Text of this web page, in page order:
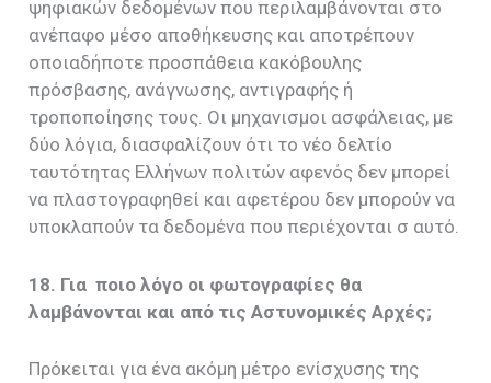
ψηφιακών δεδομένων που περιλαμβάνονται στο
ανέπαφο μέσο αποθήκευσης και αποτρέπουν
οποιαδήποτε προσπάθεια κακόβουλης
πρόσβασης, ανάγνωσης, αντιγραφής ή
τροποποίησης τους. Οι μηχανισμοι ασφάλειας, με
δύο λόγια, διασφαλίζουν ότι το νέο δελτίο
ταυτότητας Ελλήνων πολιτών αφενός δεν μπορεί
να πλαστογραφηθεί και αφετέρου δεν μπορούν να
υποκλαπούν τα δεδομένα που περιέχονται σ αυτό.
18. Για ποιο λόγο οι φωτογραφίες θα
λαμβάνονται και από τις Αστυνομικές Αρχές;
Πρόκειται για ένα ακόμη μέτρο ενίσχυσης της